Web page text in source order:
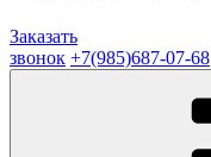
Заказать
звонок +7(985)687-07-68